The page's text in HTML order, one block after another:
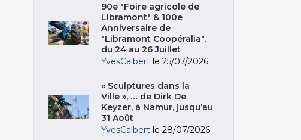
90e "Foire agricole de
Libramont" & 100e
Anniversaire de
"Libramont Coopéralia",
du 24 au 26 Juillet
YvesCalbert le 25/07/2026
« Sculptures dans la
Ville », … de Dirk De
Keyzer, à Namur, jusqu’au
31 Août
YvesCalbert le 28/07/2026